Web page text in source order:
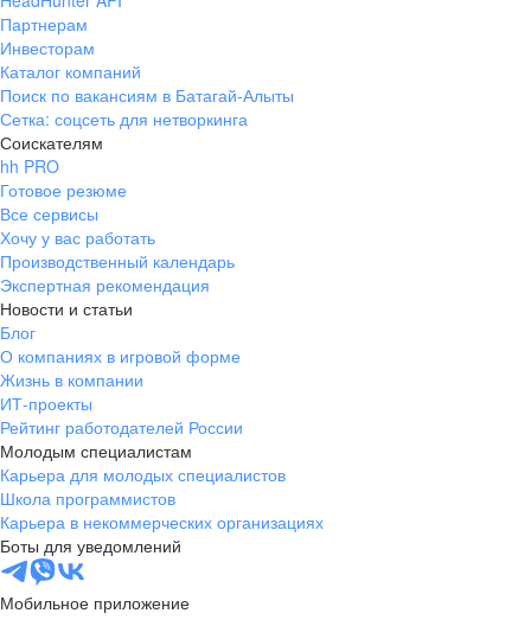
Партнерам
Инвесторам
Каталог компаний
Поиск по вакансиям в Батагай-Алыты
Сетка: соцсеть для нетворкинга
Соискателям
hh PRO
Готовое резюме
Все сервисы
Хочу у вас работать
Производственный календарь
Экспертная рекомендация
Новости и статьи
Блог
О компаниях в игровой форме
Жизнь в компании
ИТ-проекты
Рейтинг работодателей России
Молодым специалистам
Карьера для молодых специалистов
Школа программистов
Карьера в некоммерческих организациях
Боты для уведомлений
Мобильное приложение